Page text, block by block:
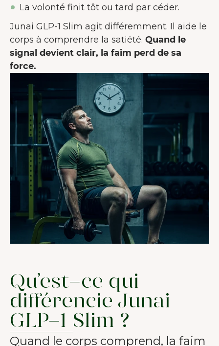
La volonté finit tôt ou tard par céder.
Junai GLP-1 Slim agit différemment. Il aide le
corps à comprendre la satiété. Quand le
signal devient clair, la faim perd de sa
force.
Qu’est-ce qui
différencie Junai
GLP-1 Slim ?
Quand le corps comprend, la faim